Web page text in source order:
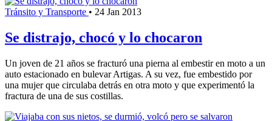
Tránsito y Transporte • 24 Jan 2013
Se distrajo, chocó y lo chocaron
Un joven de 21 años se fracturó una pierna al embestir en moto a un
auto estacionado en bulevar Artigas. A su vez, fue embestido por
una mujer que circulaba detrás en otra moto y que experimentó la
fractura de una de sus costillas.